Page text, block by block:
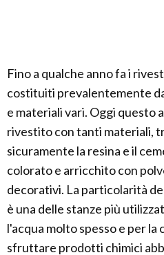
Fino a qualche anno fa i
costituiti prevalentemente
e materiali vari. Oggi questo
rivestito con tanti materiali,
sicuramente la resina e il
colorato e arricchito con
decorativi. La particolarità
è una delle stanze più
l'acqua molto spesso e per la
sfruttare prodotti chimici